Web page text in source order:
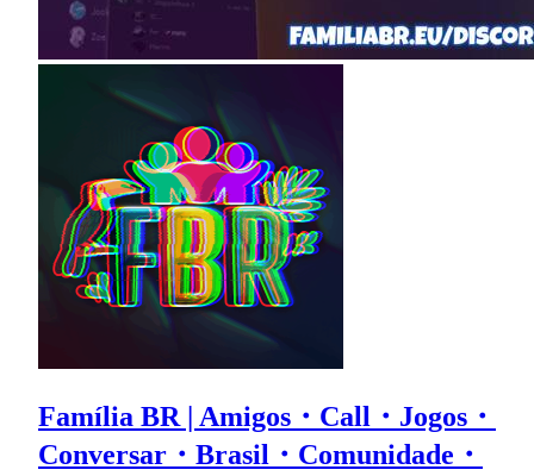
Família BR | Amigos・Call・Jogos・
Conversar・Brasil・Comunidade・